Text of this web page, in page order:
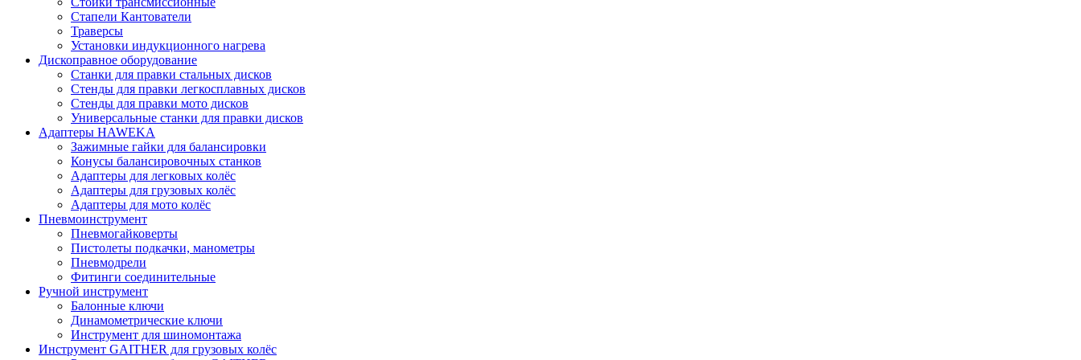
Стапели Кантователи
Траверсы
Установки индукционного нагрева
Дископравное оборудование
Станки для правки стальных дисков
Стенды для правки легкосплавных дисков
Стенды для правки мото дисков
Универсальные станки для правки дисков
Адаптеры HAWEKA
Зажимные гайки для балансировки
Конусы балансировочных станков
Адаптеры для легковых колёс
Адаптеры для грузовых колёс
Адаптеры для мото колёс
Пневмоинструмент
Пневмогайковерты
Пистолеты подкачки, манометры
Пневмодрели
Фитинги соединительные
Ручной инструмент
Балонные ключи
Динамометрические ключи
Инструмент для шиномонтажа
Инструмент GAITHER для грузовых колёс